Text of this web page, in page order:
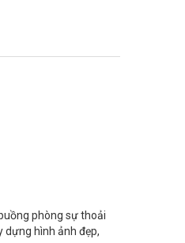
phòng sự thoải
dựng hình ảnh đẹp,